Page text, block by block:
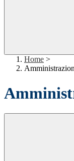
Home >